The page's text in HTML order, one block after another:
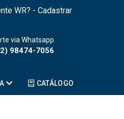
WR? - Cadastrar
via Whatsapp
98474-7056
CATÁLOGO